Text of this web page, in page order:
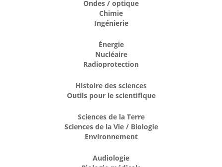
Ondes / optique
Chimie
Ingénierie
Énergie
Nucléaire
Radioprotection
Histoire des sciences
Outils pour le scientifique
Sciences de la Terre
Sciences de la Vie / Biologie
Environnement
Audiologie